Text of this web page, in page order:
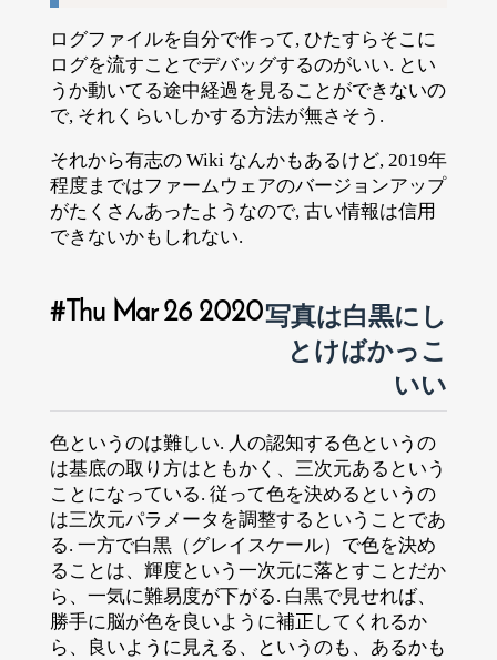
ログファイルを自分で作って, ひたすらそこに
ログを流すことでデバッグするのがいい. とい
うか動いてる途中経過を見ることができないの
で, それくらいしかする方法が無さそう.
それから有志の Wiki なんかもあるけど, 2019年
程度まではファームウェアのバージョンアップ
がたくさんあったようなので, 古い情報は信用
できないかもしれない.
Thu Mar 26 2020写真は白黒にし
とけばかっこ
いい
色というのは難しい. 人の認知する色というの
は基底の取り方はともかく、三次元あるという
ことになっている. 従って色を決めるというの
は三次元パラメータを調整するということであ
る. 一方で白黒（グレイスケール）で色を決め
ることは、輝度という一次元に落とすことだか
ら、一気に難易度が下がる. 白黒で見せれば、
勝手に脳が色を良いように補正してくれるか
ら、良いように見える、というのも、あるかも